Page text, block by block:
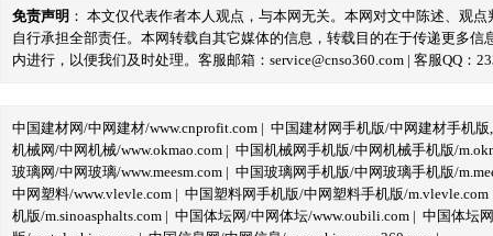
免责声明 ： 本文仅代表作者本人观点，与本网无关。本网对文中陈述、观
自行承担全部责任。本网转载自其它媒体的信息，转载目的在于传递更多
内进行，以便我们及时处理。客服邮箱：service@cnso360.com | 客服QQ：
中国建材网/中网建材/www.cnprofit.com | 中国建材网手机版/中网建材手机版
机械网/中网机械/www.okmao.com | 中国机械网手机版/中网机械手机版/
玻璃网/中网玻璃/www.meesm.com | 中国玻璃网手机版/中网玻璃手机版/
中网塑料/www.vlevle.com | 中国塑料网手机版/中网塑料手机版/m.vlevle.com
机版/m.sinoasphalts.com | 中国体坛网/中网体坛/www.oubili.com | 中国体坛